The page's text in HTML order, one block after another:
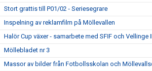
Stort grattis till P01/02 - Seriesegrare
Inspelning av reklamfilm på Möllevallen
Halör Cup växer - samarbete med SFIF och Vellinge
Möllebladet nr 3
Massor av bilder från Fotbollsskolan och